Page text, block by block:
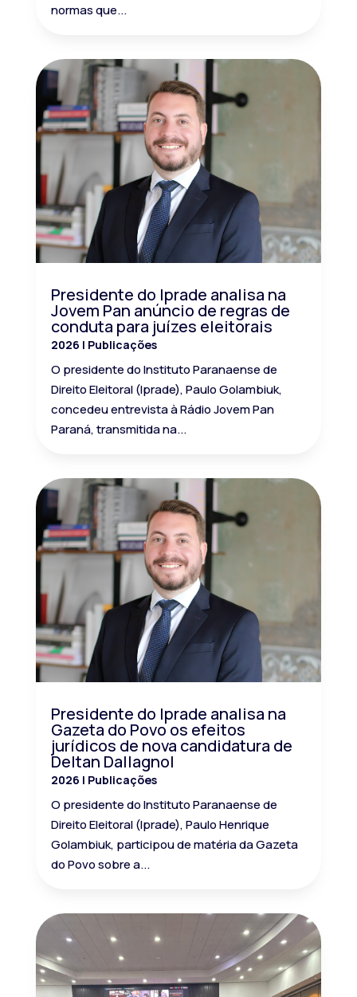
normas que...
Presidente do Iprade analisa na
Jovem Pan anúncio de regras de
conduta para juízes eleitorais
2026 | Publicações
O presidente do Instituto Paranaense de
Direito Eleitoral (Iprade), Paulo Golambiuk,
concedeu entrevista à Rádio Jovem Pan
Paraná, transmitida na...
Presidente do Iprade analisa na
Gazeta do Povo os efeitos
jurídicos de nova candidatura de
Deltan Dallagnol
2026 | Publicações
O presidente do Instituto Paranaense de
Direito Eleitoral (Iprade), Paulo Henrique
Golambiuk, participou de matéria da Gazeta
do Povo sobre a...